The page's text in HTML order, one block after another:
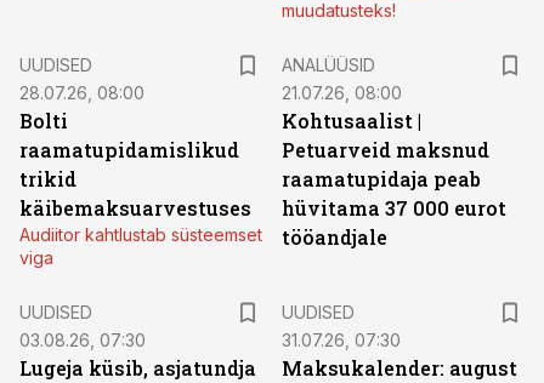
muudatusteks!
UUDISED
28.07.26, 08:00
Bolti
raamatupidamislikud
trikid
käibemaksuarvestuses
Audiitor kahtlustab süsteemset
viga
ANALÜÜSID
21.07.26, 08:00
Kohtusaalist |
Petuarveid maksnud
raamatupidaja peab
hüvitama 37 000 eurot
tööandjale
UUDISED
03.08.26, 07:30
Lugeja küsib, asjatundja
UUDISED
31.07.26, 07:30
Maksukalender: august